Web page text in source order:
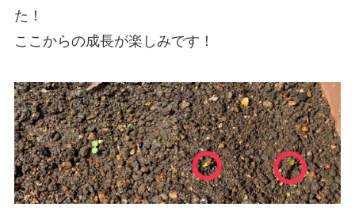
た！
ここからの成長が楽しみです！